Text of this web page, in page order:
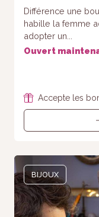
Différence une
habille la femme
adopter un...
Ouvert
Accepte les
BIJOUX